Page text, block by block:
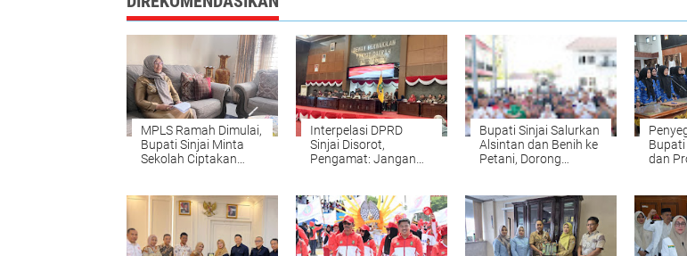
MPLS Ramah Dimulai,
Bupati Sinjai Minta
Sekolah Ciptakan
Interpelasi DPRD
Sinjai Disorot,
Pengamat: Jangan
Teknis
Bupati Sinjai Salurkan
Alsintan dan Benih ke
Petani, Dorong
Bupati
dan